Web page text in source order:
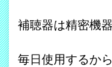
補聴器は精密機器
毎日使用するから